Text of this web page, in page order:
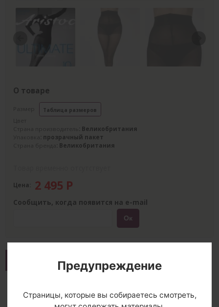
О товаре
Таблица размеров
: Великобритания
: прозрачный пакет
: Великобритания
Цена: 2 495 Р
Сообщить, когда появится на e-mail
Комментарии
Предупреждение
Страницы, которые вы собираетесь смотреть,